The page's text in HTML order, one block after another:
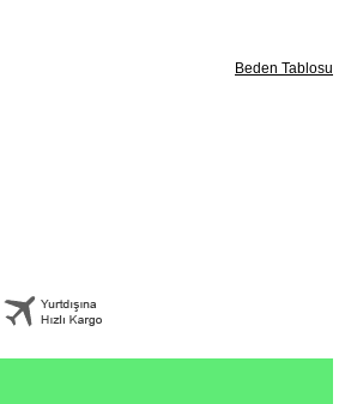
Beden Tablosu